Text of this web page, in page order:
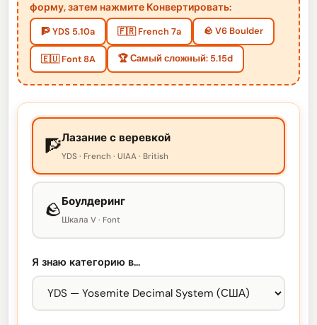
форму, затем нажмите Конвертировать:
🧗 YDS 5.10a 🇫🇷 French 7a 🪨 V6 Boulder
🇪🇺 Font 8A 🏆 Самый сложный: 5.15d
🧗Лазание с веревкой
YDS · French · UIAA · British
🪨Боулдеринг
Шкала V · Font
Я знаю категорию в…